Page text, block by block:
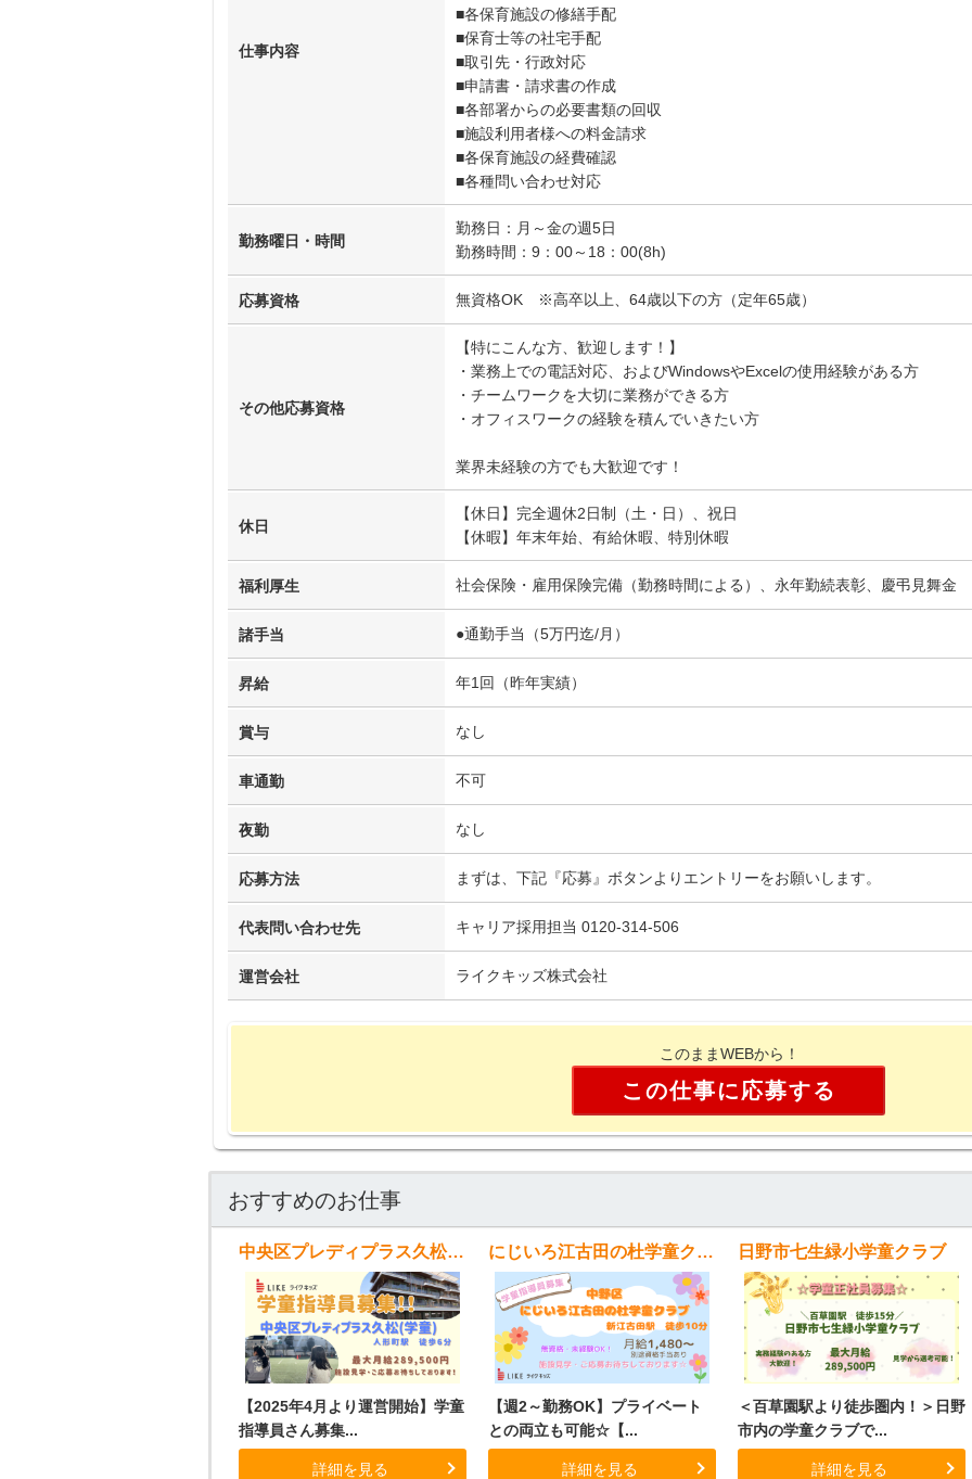
仕事内容
■各保育施設の修繕手配
■保育士等の社宅手配
■取引先・行政対応
■申請書・請求書の作成
■各部署からの必要書類の回収
■施設利用者様への料金請求
■各保育施設の経費確認
■各種問い合わせ対応
勤務曜日・時間
勤務日：月～金の週5日
勤務時間：9：00～18：00(8h)
応募資格 無資格OK ※高卒以上、64歳以下の方（定年65歳）
その他応募資格
【特にこんな方、歓迎します！】
・業務上での電話対応、およびWindowsやExcelの使用経験がある方
・チームワークを大切に業務ができる方
・オフィスワークの経験を積んでいきたい方
業界未経験の方でも大歓迎です！
休日
【休日】完全週休2日制（土・日）、祝日
【休暇】年末年始、有給休暇、特別休暇
福利厚生 社会保険・雇用保険完備（勤務時間による）、永年勤続表彰、慶弔見舞金
諸手当 ●通勤手当（5万円迄/月）
昇給 年1回（昨年実績）
賞与 なし
車通勤 不可
夜勤 なし
応募方法 まずは、下記『応募』ボタンよりエントリーをお願いします。
代表問い合わせ先 キャリア採用担当 0120-314-506
運営会社 ライクキッズ株式会社
このままWEBから！
この仕事に応募する
おすすめのお仕事
中央区プレディプラス久松(学童)
【2025年4月より運営開始】学童
指導員さん募集...
詳細を見る
にじいろ江古田の杜学童クラブ
【週2～勤務OK】プライベート
との両立も可能☆【...
詳細を見る
日野市七生緑小学童クラブ
＜百草園駅より徒歩圏内！＞日野
市内の学童クラブで...
詳細を見る